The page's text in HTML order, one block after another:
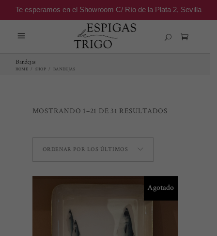
Te esperamos en el Showroom C/ Río de la Plata 2, Sevilla
Bandejas
HOME / SHOP / BANDEJAS
MOSTRANDO 1–21 DE 31 RESULTADOSORDENADO
ORDENAR POR LOS ÚLTIMOS
Agotado